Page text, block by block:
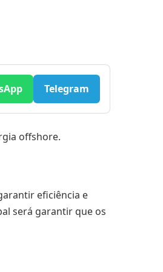
Telegram
offshore.
eficiência e
será garantir que os